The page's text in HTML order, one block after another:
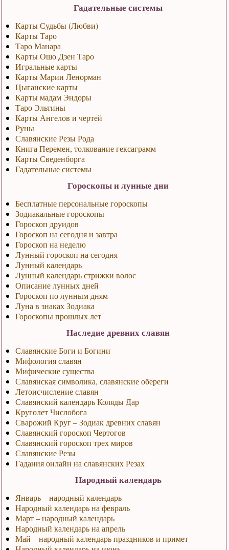
Гадательные системы
Карты Судьбы (Любви)
Карты Таро
Таро Манара
Карты Ошо Дзен Таро
Игральные карты
Карты Марии Ленорман
Цыганские карты
Карты мадам Эндоры
Таро Эльтины
Карты Ангелов и чертей
Руны
Славянские Резы Рода
Книга Перемен, толкование гексаграмм
Карты Сведенборга
Гадательные системы
Гороскопы и лунные дни
Бесплатные персональные гороскопы
Зодиакальные гороскопы
Гороскоп друидов
Гороскоп на сегодня и завтра
Гороскоп на неделю
Лунный гороскоп на сегодня
Лунный календарь
Лунный календарь стрижки волос
Описание лунных дней
Гороскоп по лунным дням
Луна в знаках Зодиака
Гороскопы прошлых лет
Наследие древних славян
Славянские Боги и Богини
Мифология славян
Мифические существа
Славянская символика, славянские обереги
Летоисчисление славян
Славянский календарь Коляды Дар
Круголет Числобога
Сварожий Круг – Зодиак древних славян
Славянский гороскоп Чертогов
Славянский гороскоп трех миров
Славянские Резы
Гадания онлайн на славянских Резах
Народный календарь
Январь – народный календарь
Народный календарь на февраль
Март – народный календарь
Народный календарь на апрель
Май – народный календарь праздников и примет